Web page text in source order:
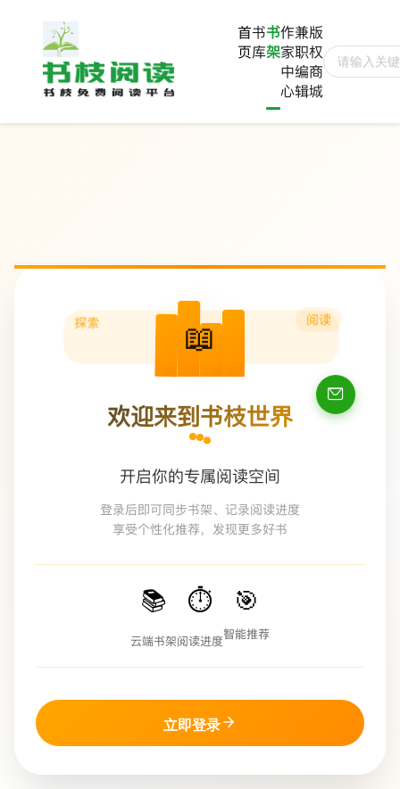
首
页
书
库
书
架
作
家
中
心
兼
职
编
辑
版
权
商
城
📖 阅读
探索
欢迎来到书枝世界
开启你的专属阅读空间
登录后即可同步书架、记录阅读进度
享受个性化推荐，发现更多好书
📚
云端书架
⏱️
阅读进度
🎯
智能推荐
立即登录